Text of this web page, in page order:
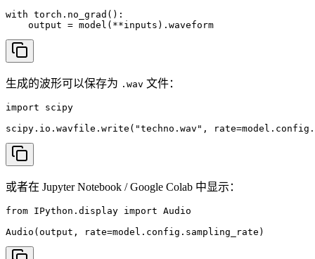
with torch.no_grad():
    output = model(**inputs).waveform
生成的波形可以保存为 .wav 文件：
import scipy
scipy.io.wavfile.write("techno.wav",
或者在 Jupyter Notebook / Google Colab 中显示：
from IPython.display import Audio
Audio(output, rate=model.config.sampling_rate)